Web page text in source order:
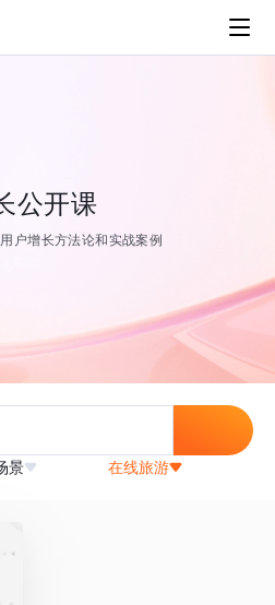
公开课
户增长方法论和实战案例
景 在线旅游